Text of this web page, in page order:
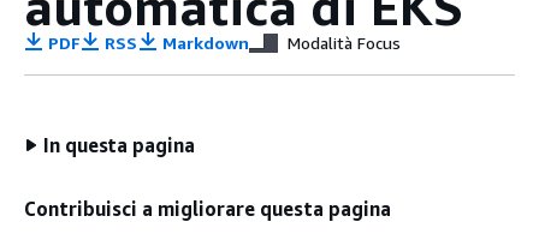
PDF RSS Markdown Modalità Focus
In questa pagina
Contribuisci a migliorare questa pagina